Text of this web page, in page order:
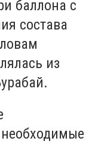
баллона с
состава
из
необходимые